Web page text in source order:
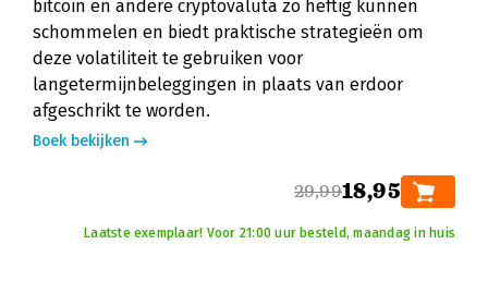
bitcoin en andere cryptovaluta zo heftig kunnen
schommelen en biedt praktische strategieën om
deze volatiliteit te gebruiken voor
langetermijnbeleggingen in plaats van erdoor
afgeschrikt te worden.
Boek bekijken
29,9918,95
Laatste exemplaar! Voor 21:00 uur besteld, maandag in huis